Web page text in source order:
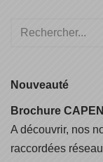
Nouveauté
Brochure
A découvrir, nos
raccordées